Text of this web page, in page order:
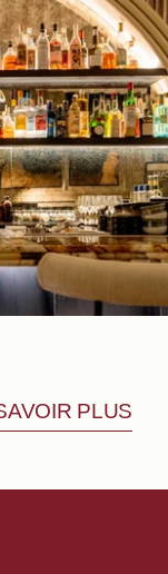
PLUS
Casa